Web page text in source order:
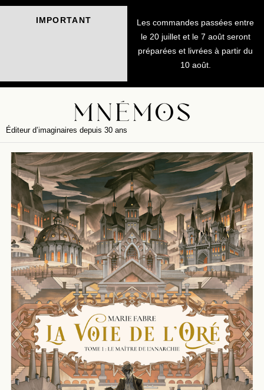
IMPORTANT
Les commandes passées entre
le 20 juillet et le 7 août seront
préparées et livrées à partir du
10 août.
Éditeur d’imaginaires depuis 30 ans